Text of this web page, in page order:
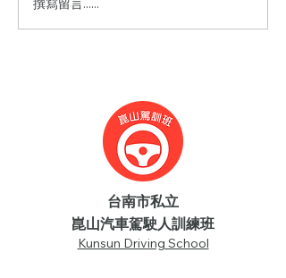
賀！本班112年度榮獲 駕
訓班評鑑優等獎
撰寫留言......
台南市私立
崑山汽車駕駛人訓練班
Kunsun Driving School